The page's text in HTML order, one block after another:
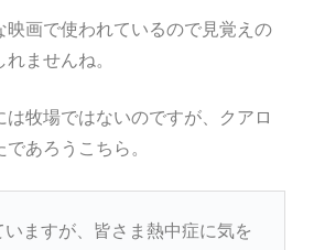
映画で使われているので見覚えの
ませんね。
は牧場ではないのですが、クアロ
あろうこちら。
ますが、皆さま熱中症に気を